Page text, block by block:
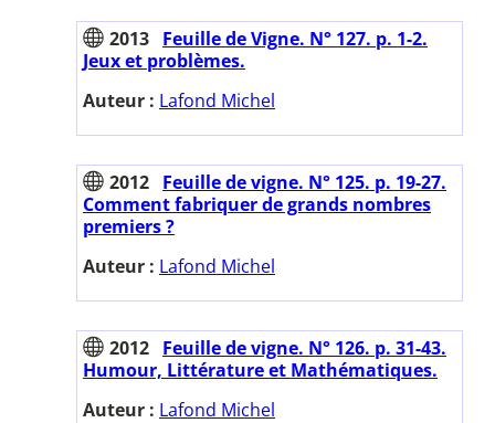
2013 Feuille de Vigne. N° 127. p. 1-2.
Jeux et problèmes.
Auteur : Lafond Michel
2012 Feuille de vigne. N° 125. p. 19-27.
Comment fabriquer de grands nombres
premiers ?
Auteur : Lafond Michel
2012 Feuille de vigne. N° 126. p. 31-43.
Humour, Littérature et Mathématiques.
Auteur : Lafond Michel